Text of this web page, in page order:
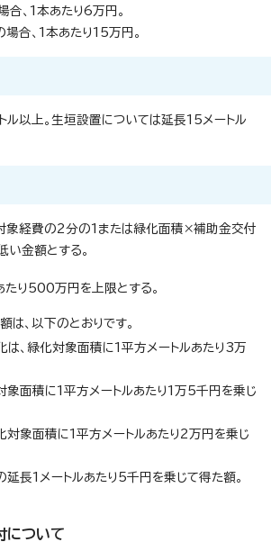
、1本あたり6万円。
、1本あたり15万円。
以上。生垣設置については延長15メートル
象経費の2分の1または緑化面積×補助金交付
い金額とする。
たり500万円を上限とする。
は、以下のとおりです。
は、緑化対象面積に1平方メートルあたり3万
象面積に1平方メートルあたり1万5千円を乗じ
対象面積に1平方メートルあたり2万円を乗じ
延長1メートルあたり5千円を乗じて得た額。
について